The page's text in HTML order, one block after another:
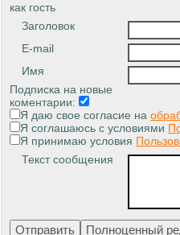
как гость
Заголовок
E-mail
Имя
Подписка на новые
коментарии:
Я даю свое согласие на
Я соглашаюсь с условиями
Я принимаю условия
Текст сообщения